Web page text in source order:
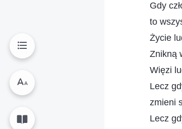
Gdy
to
Życie
Znikną
Więzi
Lecz
zmieni
Lecz